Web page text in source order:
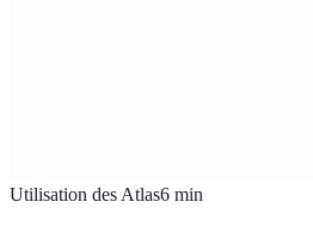
Utilisation des Atlas6 min